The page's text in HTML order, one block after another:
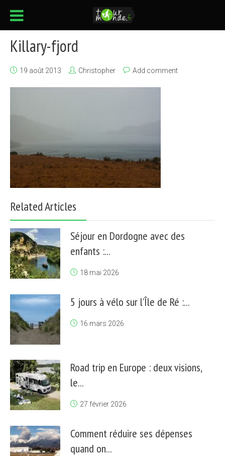
Killary-fjord
19 août 2013 Christopher Add comment
Related Articles
Séjour en Dordogne avec des
enfants :...
18 mai 2026
5 jours à vélo sur l’Île de Ré :...
16 mars 2026
Road trip en Europe : deux visions,
le...
27 février 2026
Comment réduire ses dépenses
quand on...